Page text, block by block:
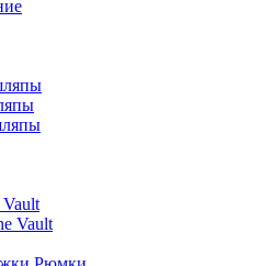
Vault
Vault